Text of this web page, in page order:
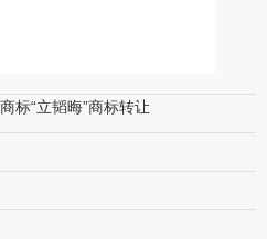
标“立韬晦”商标转让